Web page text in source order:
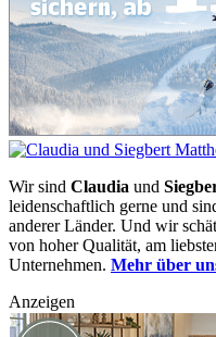
Wir sind Claudia und
leidenschaftlich gerne und
anderer Länder. Und wir
von hoher Qualität, am
Unternehmen. Mehr über
Anzeigen